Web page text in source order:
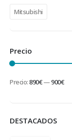
Mitsubishi
Precio
Precio:890€—900€
DESTACADOS